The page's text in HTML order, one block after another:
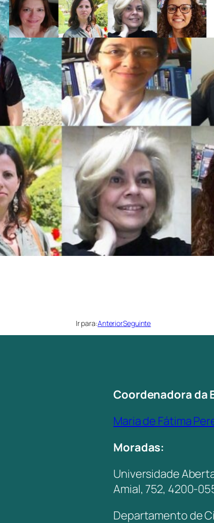
Ir para:AnteriorSeguinte
Coordenadora da
Maria de Fátima
Moradas:
Universidade
Amial, 752, 4200-
Departamento de